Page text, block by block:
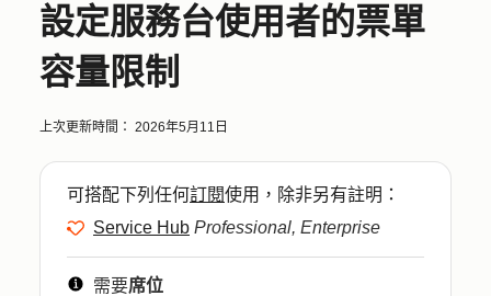
設定服務台使用者的票單
容量限制
上次更新時間： 2026年5月11日
可搭配下列任何訂閱使用，除非另有註明：
Service Hub Professional, Enterprise
需要席位